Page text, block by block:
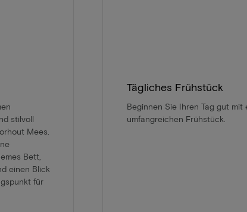
stilvoll
Mees.
Bett,
einen Blick
für
Tägliches Frühstück
Beginnen Sie Ihren Tag gut mit
umfangreichen Frühstück.